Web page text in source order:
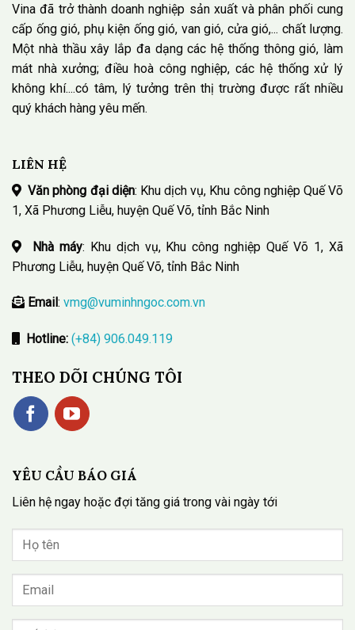
Vina đã trở thành doanh nghiệp sản xuất và phân phối cung
cấp ống gió, phụ kiện ống gió, van gió, cửa gió,... chất lượng.
Một nhà thầu xây lắp đa dạng các hệ thống thông gió, làm
mát nhà xưởng; điều hoà công nghiệp, các hệ thống xử lý
không khí....có tâm, lý tưởng trên thị trường được rất nhiều
quý khách hàng yêu mến.
LIÊN HỆ
Văn phòng đại diện: Khu dịch vụ, Khu công nghiệp Quế Võ
1, Xã Phương Liễu, huyện Quế Võ, tỉnh Bắc Ninh
Nhà máy: Khu dịch vụ, Khu công nghiệp Quế Võ 1, Xã
Phương Liễu, huyện Quế Võ, tỉnh Bắc Ninh
Email : vmg@vuminhngoc.com.vn
Hotline: (+84) 906.049.119
THEO DÕI CHÚNG TÔI
YÊU CẦU BÁO GIÁ
Liên hệ ngay hoặc đợi tăng giá trong vài ngày tới